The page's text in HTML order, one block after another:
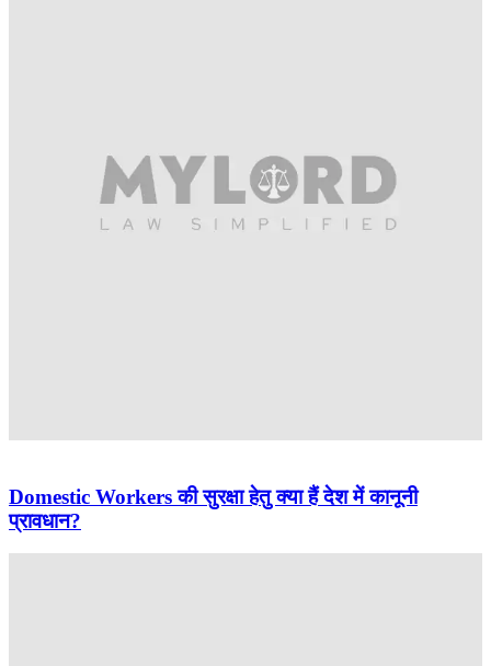
Domestic Workers की सुरक्षा हेतु क्या हैं देश में कानूनी
प्रावधान?